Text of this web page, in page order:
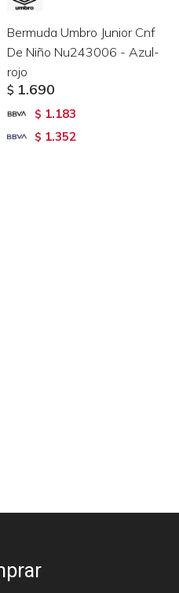
Bermuda Umbro Junior Cnf
De Niño Nu243006 - Azul-
rojo
$ 1.690
$ 1.183
$ 1.352